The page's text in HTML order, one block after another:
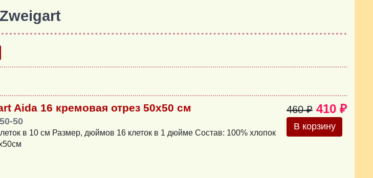
Aida 16 кремовая отрез 50х50 см
50
в 10 см Размер, дюймов 16 клеток в 1 дюйме Состав: 100% хлопок
460 ₽ 410 ₽
В корзину